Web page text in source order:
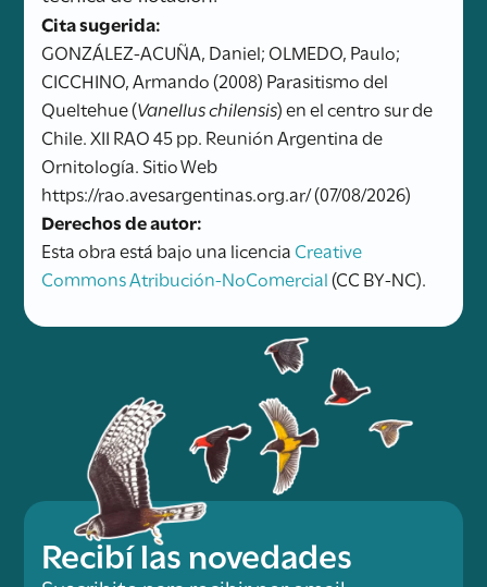
Cita sugerida:
GONZÁLEZ-ACUÑA, Daniel; OLMEDO, Paulo;
CICCHINO, Armando (2008) Parasitismo del
Queltehue (Vanellus chilensis) en el centro sur de
Chile. XII RAO 45 pp. Reunión Argentina de
Ornitología. Sitio Web
https://rao.avesargentinas.org.ar/ (07/08/2026)
Derechos de autor:
Esta obra está bajo una licencia Creative
Commons Atribución-NoComercial(CC BY-NC).
Recibí las novedades